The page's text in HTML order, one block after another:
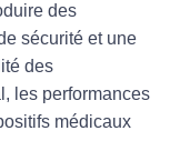
des
sécurité et une
des
les performances
médicaux